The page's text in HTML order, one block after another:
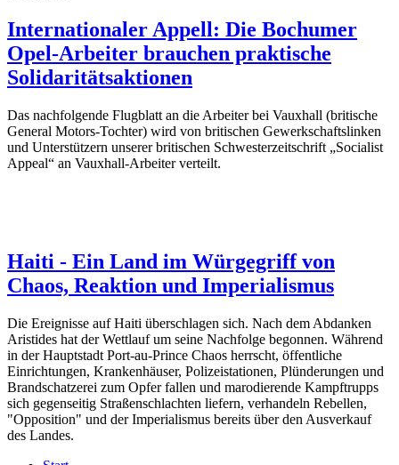
Internationaler Appell: Die Bochumer
Opel-Arbeiter brauchen praktische
Solidaritätsaktionen
Das nachfolgende Flugblatt an die Arbeiter bei Vauxhall (britische
General Motors-Tochter) wird von britischen Gewerkschaftslinken
und Unterstützern unserer britischen Schwesterzeitschrift „Socialist
Appeal“ an Vauxhall-Arbeiter verteilt.
Haiti - Ein Land im Würgegriff von
Chaos, Reaktion und Imperialismus
Die Ereignisse auf Haiti überschlagen sich. Nach dem Abdanken
Aristides hat der Wettlauf um seine Nachfolge begonnen. Während
in der Hauptstadt Port-au-Prince Chaos herrscht, öffentliche
Einrichtungen, Krankenhäuser, Polizeistationen, Plünderungen und
Brandschatzerei zum Opfer fallen und marodierende Kampftrupps
sich gegenseitig Straßenschlachten liefern, verhandeln Rebellen,
"Opposition" und der Imperialismus bereits über den Ausverkauf
des Landes.